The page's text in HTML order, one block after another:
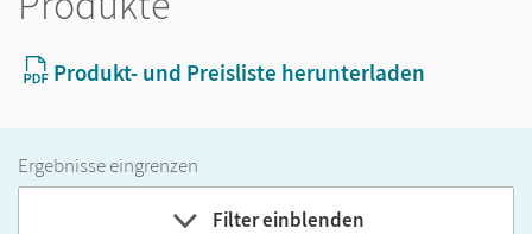
Produkt- und Preisliste herunterladen
Ergebnisse eingrenzen
Filter einblenden